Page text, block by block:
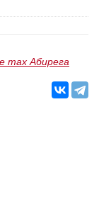
max Абирега